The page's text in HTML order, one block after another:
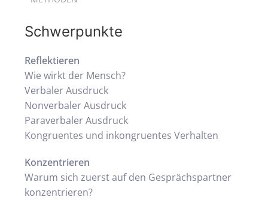
Schwerpunkte
Reflektieren
Wie wirkt der Mensch?
Verbaler Ausdruck
Nonverbaler Ausdruck
Paraverbaler Ausdruck
Kongruentes und inkongruentes Verhalten
Konzentrieren
Warum sich zuerst auf den Gesprächspartner
konzentrieren?